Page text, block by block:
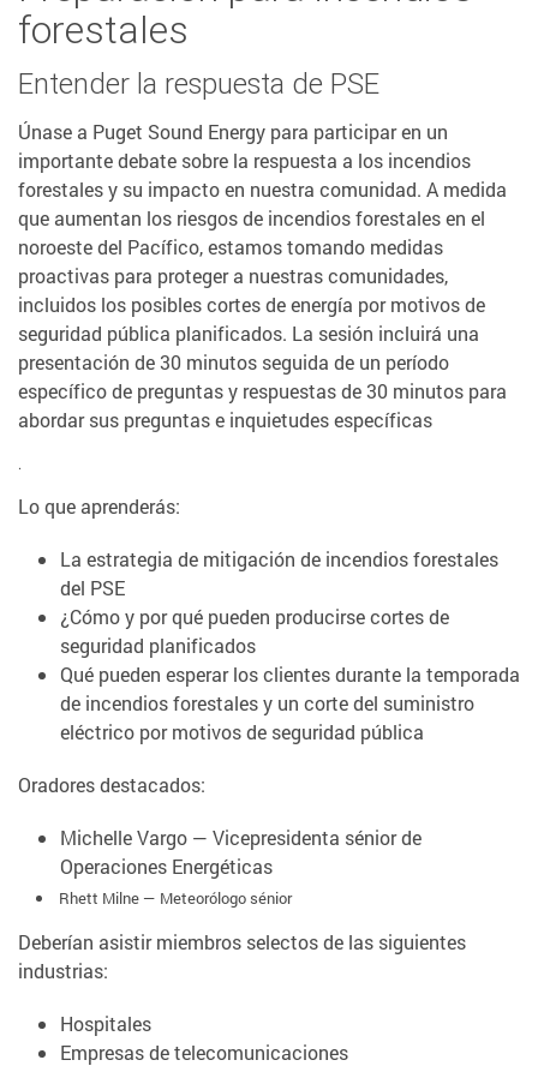
forestales
Entender la respuesta de PSE
Únase a Puget Sound Energy para participar en un
importante debate sobre la respuesta a los incendios
forestales y su impacto en nuestra comunidad. A medida
que aumentan los riesgos de incendios forestales en el
noroeste del Pacífico, estamos tomando medidas
proactivas para proteger a nuestras comunidades,
incluidos los posibles cortes de energía por motivos de
seguridad pública planificados. La sesión incluirá una
presentación de 30 minutos seguida de un período
específico de preguntas y respuestas de 30 minutos para
abordar sus preguntas e inquietudes específicas
.
Lo que aprenderás:
La estrategia de mitigación de incendios forestales
del PSE
¿Cómo y por qué pueden producirse cortes de
seguridad planificados
Qué pueden esperar los clientes durante la temporada
de incendios forestales y un corte del suministro
eléctrico por motivos de seguridad pública
Oradores destacados:
Michelle Vargo — Vicepresidenta sénior de
Operaciones Energéticas
Rhett Milne — Meteorólogo sénior
Deberían asistir miembros selectos de las siguientes
industrias:
Hospitales
Empresas de telecomunicaciones